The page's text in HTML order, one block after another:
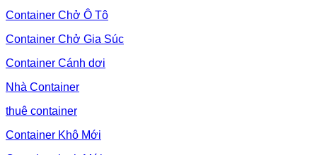
Container Chở Ô Tô
Container Chở Gia Súc
Container Cánh dơi
Nhà Container
thuê container
Container Khô Mới